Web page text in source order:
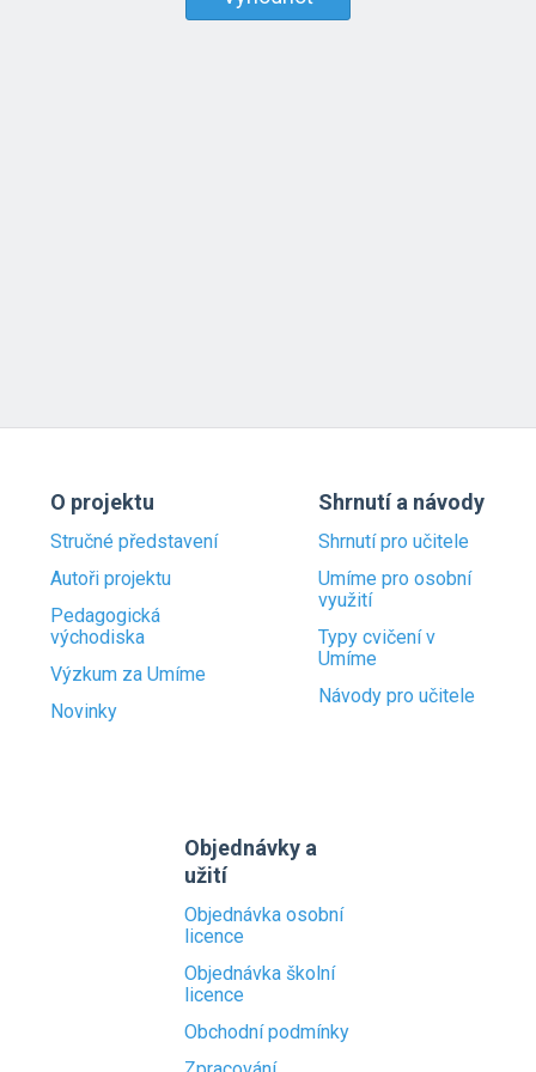
O projektu
Stručné představení
Autoři projektu
Pedagogická
východiska
Výzkum za Umíme
Novinky
Shrnutí a návody
Shrnutí pro učitele
Umíme pro osobní
využití
Typy cvičení v
Umíme
Návody pro učitele
Objednávky a
užití
Objednávka osobní
licence
Objednávka školní
licence
Obchodní podmínky